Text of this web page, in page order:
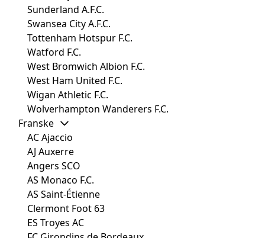
Sunderland A.F.C.
Swansea City A.F.C.
Tottenham Hotspur F.C.
Watford F.C.
West Bromwich Albion F.C.
West Ham United F.C.
Wigan Athletic F.C.
Wolverhampton Wanderers F.C.
Franske
AC Ajaccio
AJ Auxerre
Angers SCO
AS Monaco F.C.
AS Saint-Étienne
Clermont Foot 63
ES Troyes AC